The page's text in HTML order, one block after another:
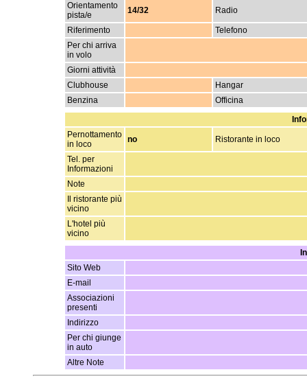
Orientamento
pista/e
14/32 Radio
Riferimento
Telefono
Per chi arriva
in volo
Giorni attività
Clubhouse
Hangar
Benzina
Officina
Pernottamento
in loco
no Ristorante in loco
Tel. per
Informazioni
Note
Il ristorante più
vicino
L'hotel più
vicino
Sito Web
E-mail
Associazioni
presenti
Indirizzo
Per chi giunge
in auto
Altre Note